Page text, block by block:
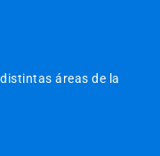
áreas de la